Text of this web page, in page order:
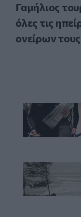
Γαμήλιος
όλες τις
ονείρων